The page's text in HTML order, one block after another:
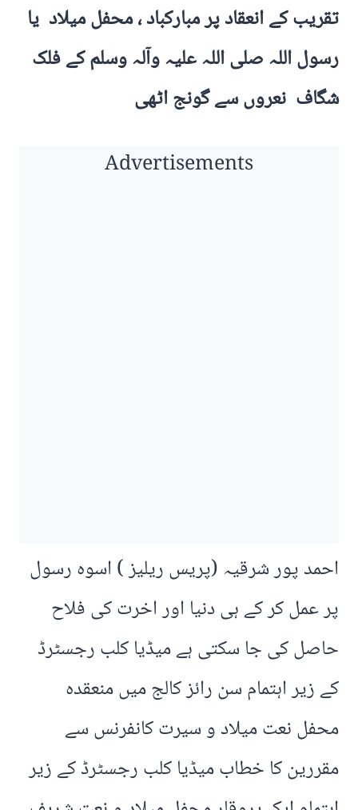
تقریب کے انعقاد پر مبارکباد ، محفل میلاد يا
رسول اللہ صلی اللہ علیہ وآلہ وسلم کے فلک
شگاف نعروں سے گونج اٹھی
Advertisements
احمد پور شرقیہ (پریس ریلیز ) اسوہ رسول
پر عمل کر کے ہی دنیا اور اخرت کی فلاح
حاصل کی جا سکتی ہے میڈیا کلب رجسٹرڈ
کے زیر اہتمام سن رائز کالج میں منعقدہ
محفل نعت میلاد و سیرت کانفرنس سے
مقررین کا خطاب میڈیا کلب رجسٹرڈ کے زیر